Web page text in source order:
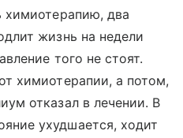
химиотерапию, два
жизнь на недели
того не стоят.
химиотерапии, а потом,
отказал в лечении. В
ухудшается, ходит